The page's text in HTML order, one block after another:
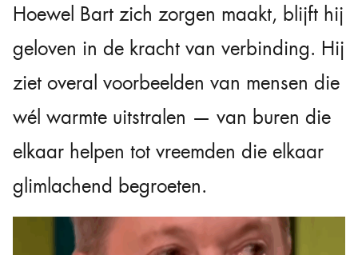
Hoewel Bart zich zorgen maakt, blijft hij
geloven in de kracht van verbinding. Hij
ziet overal voorbeelden van mensen die
wél warmte uitstralen — van buren die
elkaar helpen tot vreemden die elkaar
glimlachend begroeten.